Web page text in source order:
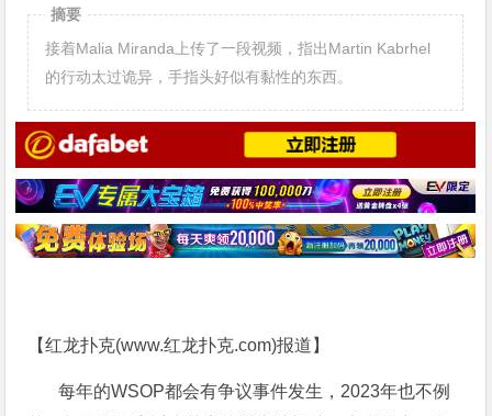
摘要
接着Malia Miranda上传了一段视频，指出Martin Kabrhel
的行动太过诡异，手指头好似有黏性的东西。
【红龙扑克(www.红龙扑克.com)报道】
每年的WSOP都会有争议事件发生，2023年也不例